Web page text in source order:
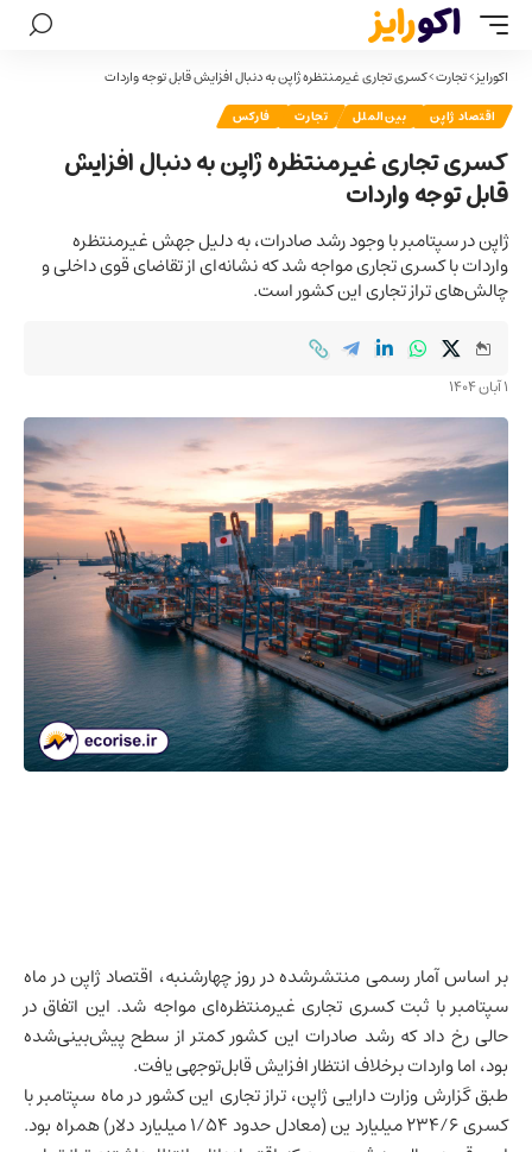
اکورایز>تجارت>کسری تجاری غیرمنتظره ژاپن به دنبال افزایش قابل توجه واردات
اقتصاد ژاپن بین‌الملل تجارت فارکس
کسری تجاری غیرمنتظره ژاپن به دنبال افزایش
قابل توجه واردات
ژاپن در سپتامبر با وجود رشد صادرات، به دلیل جهش غیرمنتظره
واردات با کسری تجاری مواجه شد که نشانه‌ای از تقاضای قوی داخلی و
چالش‌های تراز تجاری این کشور است.
1 آبان 1404
بر اساس آمار رسمی منتشرشده در روز چهارشنبه، اقتصاد ژاپندر ماه
سپتامبر با ثبت کسری تجاری غیرمنتظره‌ای مواجه شد. این اتفاق در
حالی رخ داد که رشد صادرات این کشور کمتر از سطح پیش‌بینی‌شده
بود، اما واردات برخلاف انتظار افزایش قابل‌توجهی یافت.
طبق گزارش وزارت دارایی ژاپن، تراز تجاری این کشور در ماه سپتامبر با
کسری ۲۳۴/۶ میلیارد ین (معادل حدود ۱/۵۴ میلیارد دلار) همراه بود.